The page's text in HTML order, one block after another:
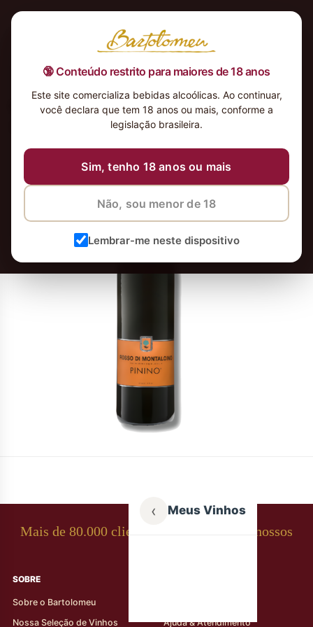
🔞 Conteúdo restrito para maiores de 18 anos
Este site comercializa bebidas alcoólicas. Ao continuar,
você declara que tem 18 anos ou mais, conforme a
legislação brasileira.
Sim, tenho 18 anos ou mais
Não, sou menor de 18
Lembrar-me neste dispositivo
Pinino-Rosso-di-Montalcino-DOC-
12 de maio de 2026
‹ Meus Vinhos
Mais de 80.000 clientes apaixonados por nossos
SOBRE
Sobre o Bartolomeu
Nossa Seleção de Vinhos
Ajuda & Atendimento